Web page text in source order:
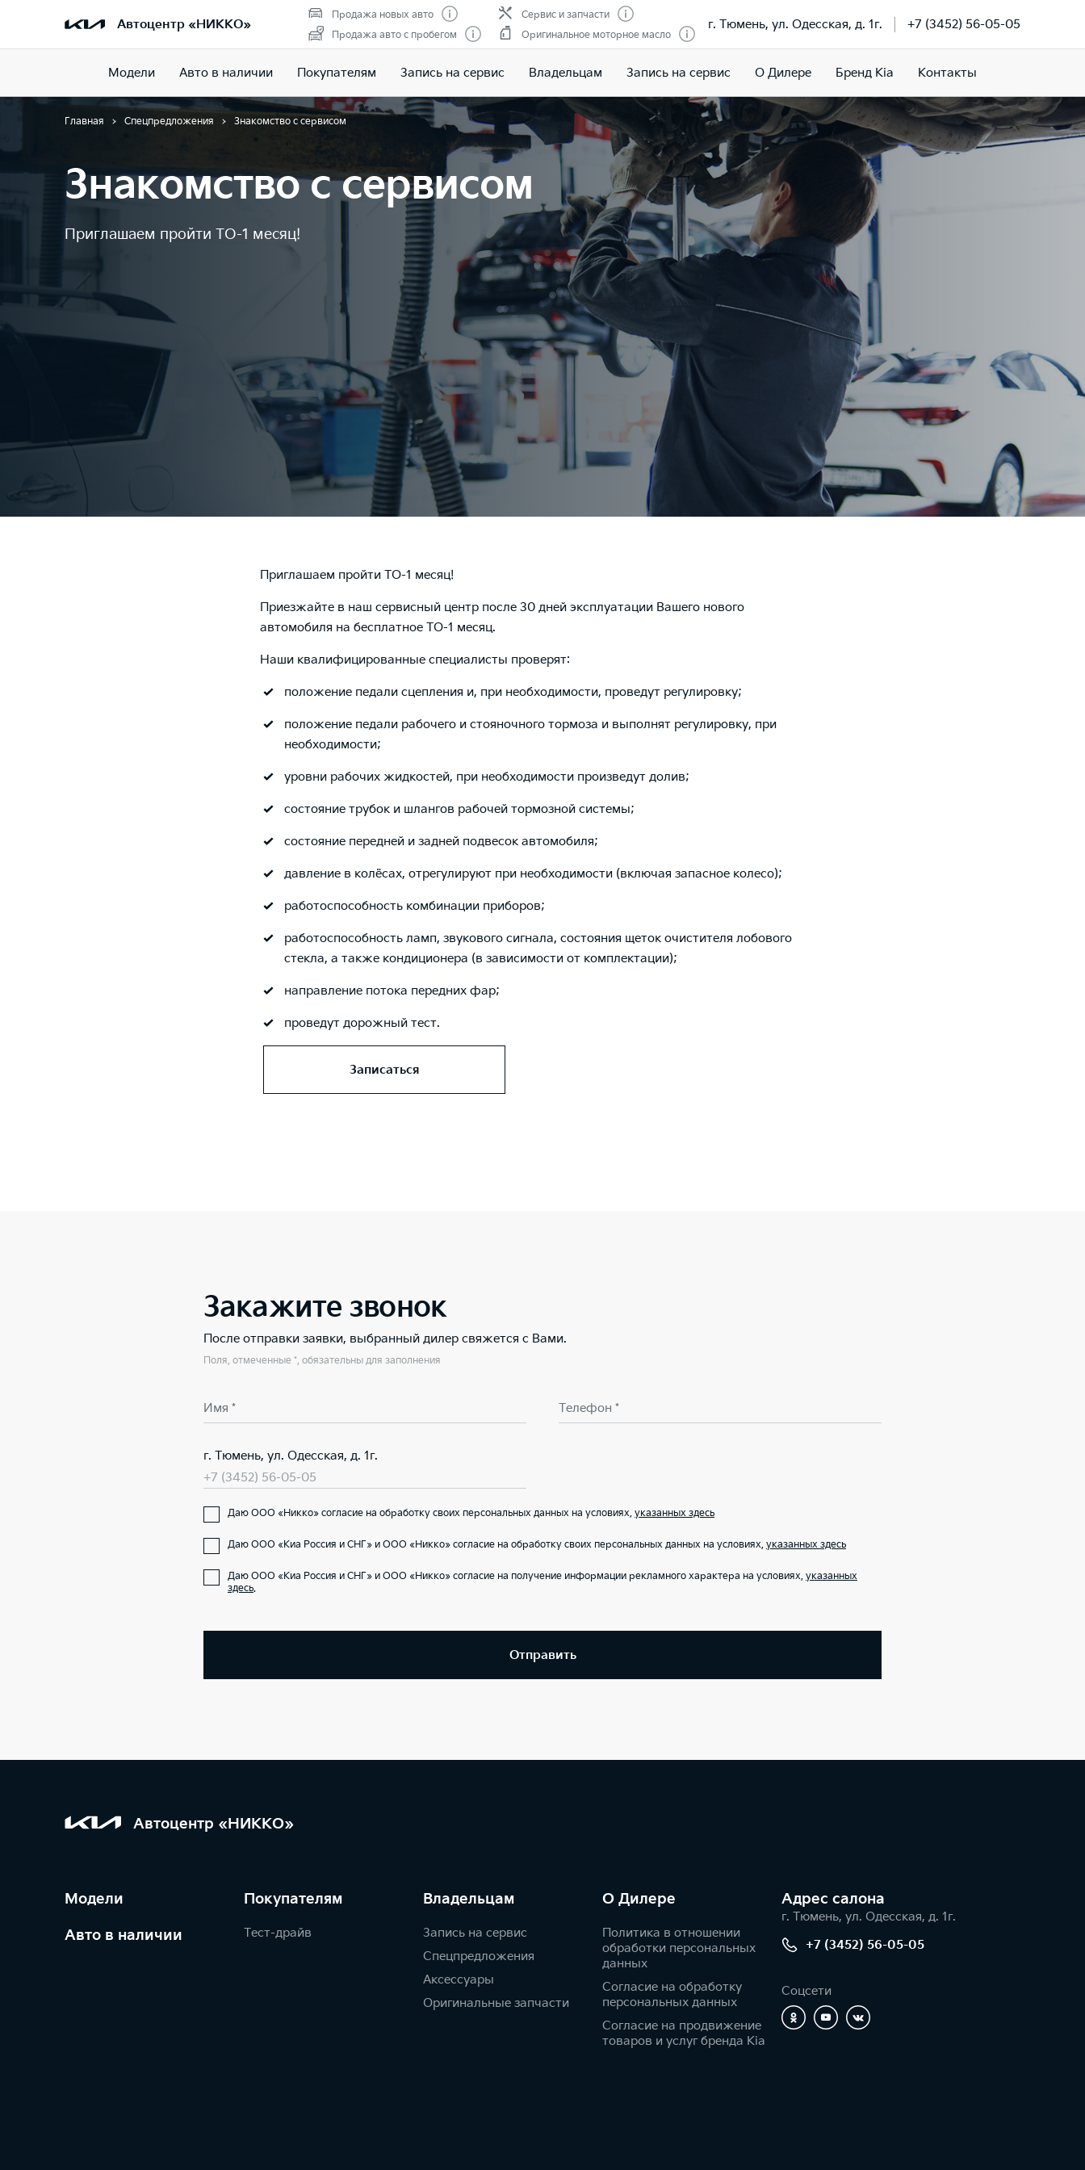
Автоцентр «НИККО»
Продажа новых авто
Продажа авто с пробегом
Сервис и запчасти
Оригинальное моторное масло
г. Тюмень, ул. Одесская, д. 1г. +7 (3452) 56-05-05
Модели Авто в наличии Покупателям Запись на сервис Владельцам Запись на сервис О Дилере Бренд Kia Контакты
Главная Спецпредложения Знакомство с сервисом
Знакомство с сервисом
Приглашаем пройти ТО-1 месяц!
Приглашаем пройти ТО-1 месяц!
Приезжайте в наш сервисный центр после 30 дней эксплуатации Вашего нового
автомобиля на бесплатное ТО-1 месяц.
Наши квалифицированные специалисты проверят:
положение педали сцепления и, при необходимости, проведут регулировку;
положение педали рабочего и стояночного тормоза и выполнят регулировку, при
необходимости;
уровни рабочих жидкостей, при необходимости произведут долив;
состояние трубок и шлангов рабочей тормозной системы;
состояние передней и задней подвесок автомобиля;
давление в колёсах, отрегулируют при необходимости (включая запасное колесо);
работоспособность комбинации приборов;
работоспособность ламп, звукового сигнала, состояния щеток очистителя лобового
стекла, а также кондиционера (в зависимости от комплектации);
направление потока передних фар;
проведут дорожный тест.
Записаться
Закажите звонок
После отправки заявки, выбранный дилер свяжется с Вами.
Поля, отмеченные *, обязательны для заполнения
Имя * Телефон *
г. Тюмень, ул. Одесская, д. 1г.
+7 (3452) 56-05-05
Даю ООО «Никко» согласие на обработку своих персональных данных на условиях, указанных здесь
Даю ООО «Киа Россия и СНГ» и ООО «Никко» согласие на обработку своих персональных данных на условиях, указанных здесь
Даю ООО «Киа Россия и СНГ» и ООО «Никко» согласие на получение информации рекламного характера на условиях, указанных
здесь.
Отправить
Автоцентр «НИККО»
Модели
Авто в наличии
Покупателям
Тест-драйв
Владельцам
Запись на сервис
Спецпредложения
Аксессуары
Оригинальные запчасти
О Дилере
Политика в отношении
обработки персональных
данных
Согласие на обработку
персональных данных
Согласие на продвижение
товаров и услуг бренда Kia
Адрес салонa
г. Тюмень, ул. Одесская, д. 1г.
+7 (3452) 56-05-05
Соцсети